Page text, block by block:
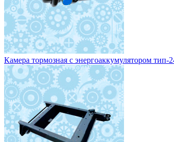
Камера тормозная с энергоаккумулятором